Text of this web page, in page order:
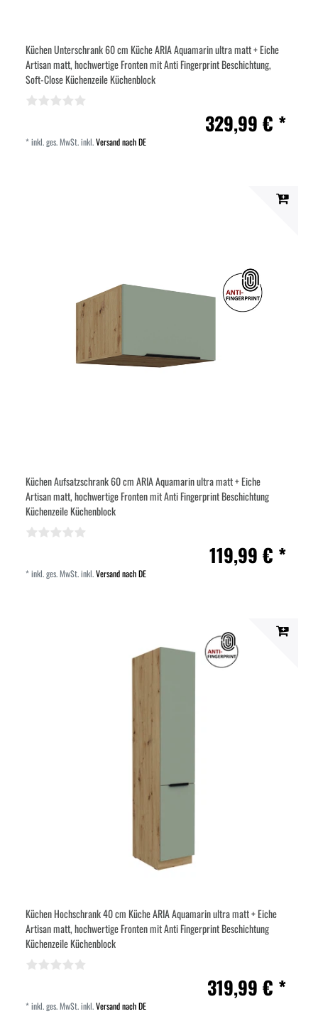
Küchen Unterschrank 60 cm Küche ARIA Aquamarin ultra matt + Eiche
Artisan matt, hochwertige Fronten mit Anti Fingerprint Beschichtung,
Soft-Close Küchenzeile Küchenblock
329,99 € *
*inkl. ges. MwSt.inkl.Versand nach DE
Küchen Aufsatzschrank 60 cm ARIA Aquamarin ultra matt + Eiche
Artisan matt, hochwertige Fronten mit Anti Fingerprint Beschichtung
Küchenzeile Küchenblock
119,99 € *
*inkl. ges. MwSt.inkl.Versand nach DE
Küchen Hochschrank 40 cm Küche ARIA Aquamarin ultra matt + Eiche
Artisan matt, hochwertige Fronten mit Anti Fingerprint Beschichtung
Küchenzeile Küchenblock
319,99 € *
*inkl. ges. MwSt.inkl.Versand nach DE